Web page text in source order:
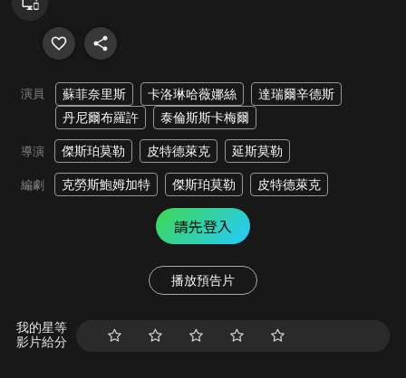
演員 蘇菲奈里斯 卡洛琳哈薇娜絲
達瑞爾辛德斯
丹尼爾布羅許
泰倫斯斯卡梅爾
導演 傑斯珀莫勒 皮特德萊克 延斯莫勒
編劇 克勞斯鮑姆加特 傑斯珀莫勒 皮特德萊克
請先登入
播放預告片
我的星等
影片給分